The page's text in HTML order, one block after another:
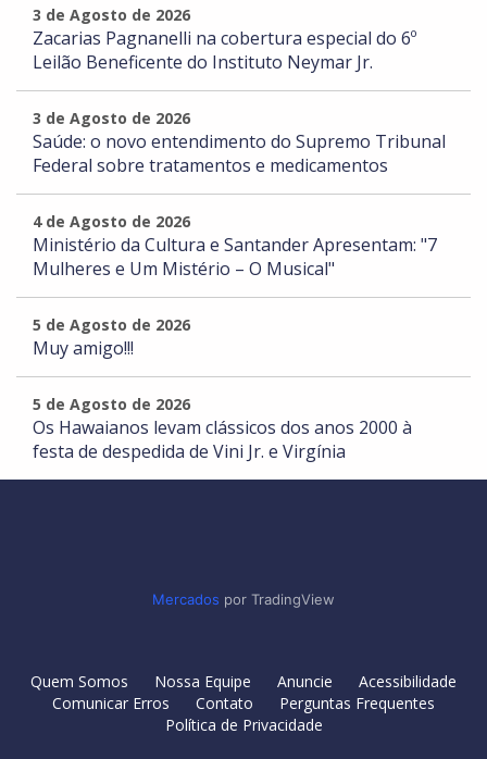
3 de Agosto de 2026
Zacarias Pagnanelli na cobertura especial do 6º
Leilão Beneficente do Instituto Neymar Jr.
3 de Agosto de 2026
Saúde: o novo entendimento do Supremo Tribunal
Federal sobre tratamentos e medicamentos
4 de Agosto de 2026
Ministério da Cultura e Santander Apresentam: "7
Mulheres e Um Mistério – O Musical"
5 de Agosto de 2026
Muy amigo!!!
5 de Agosto de 2026
Os Hawaianos levam clássicos dos anos 2000 à
festa de despedida de Vini Jr. e Virgínia
Mercados por TradingView
Quem Somos Nossa Equipe Anuncie
Acessibilidade
Comunicar Erros
Contato
Perguntas Frequentes
Política de Privacidade